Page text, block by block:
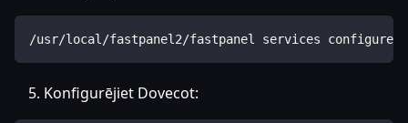
/usr/local/fastpanel2/fastpanel services configure
Konfigurējiet Dovecot: